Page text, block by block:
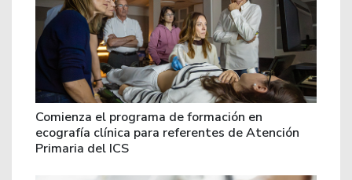
Comienza el programa de formación en
ecografía clínica para referentes de Atención
Primaria del ICS